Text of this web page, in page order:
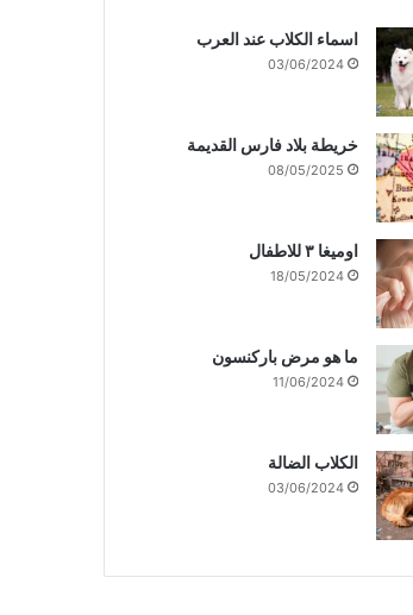
اسماء الكلاب عند العرب
03/06/2024
خريطة بلاد فارس القديمة
08/05/2025
اوميغا ٣ للاطفال
18/05/2024
ما هو مرض باركنسون
11/06/2024
الكلاب الضالة
03/06/2024